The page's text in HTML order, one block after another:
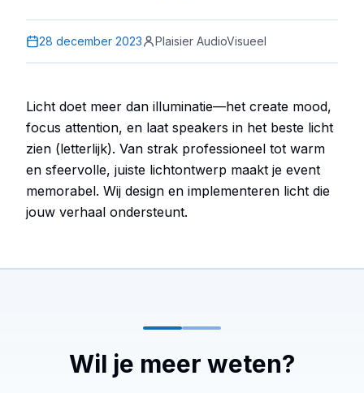
28 december 2023 Plaisier AudioVisueel
Licht doet meer dan illuminatie—het create mood,
focus attention, en laat speakers in het beste licht
zien (letterlijk). Van strak professioneel tot warm
en sfeervolle, juiste lichtontwerp maakt je event
memorabel. Wij design en implementeren licht die
jouw verhaal ondersteunt.
Wil je meer weten?